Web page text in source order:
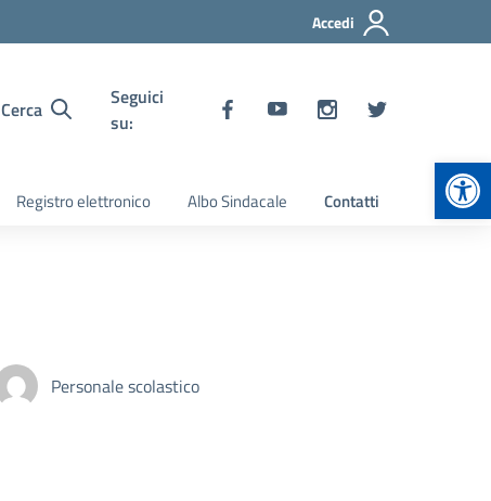
Accedi
Cerca
Seguici
su:
Registro elettronico Albo Sindacale Contatti
Personale scolastico